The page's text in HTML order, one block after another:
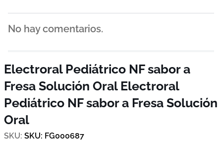
No hay comentarios.
Electroral Pediátrico NF sabor a
Fresa Solución Oral Electroral
Pediátrico NF sabor a Fresa Solución
Oral
SKU: FG000687